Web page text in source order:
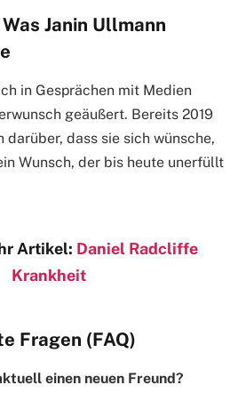
Janin Ullmann
in Gesprächen mit Medien
geäußert. Bereits 2019
dass sie sich wünsche,
Wunsch, der bis heute unerfüllt
Artikel: Daniel Radcliffe
Krankheit
Fragen (FAQ)
einen neuen Freund?